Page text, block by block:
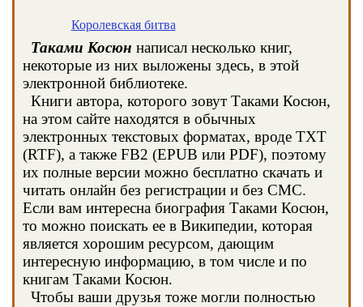
Королевская битва
Таками Косюн написал несколько книг,
некоторые из них выложены здесь, в этой
электронной библиотеке.
Книги автора, которого зовут Таками Косюн,
на этом сайте находятся в обычных
электронных текстовых форматах, вроде TXT
(RTF), а также FB2 (EPUB или PDF), поэтому
их полные версии можно бесплатно скачать и
читать онлайн без регистрации и без СМС.
Если вам интересна биография Таками Косюн,
то можно поискать ее в Википедии, которая
является хорошим ресурсом, дающим
интересную информацию, в том числе и по
книгам Таками Косюн.
Чтобы ваши друзья тоже могли полностью